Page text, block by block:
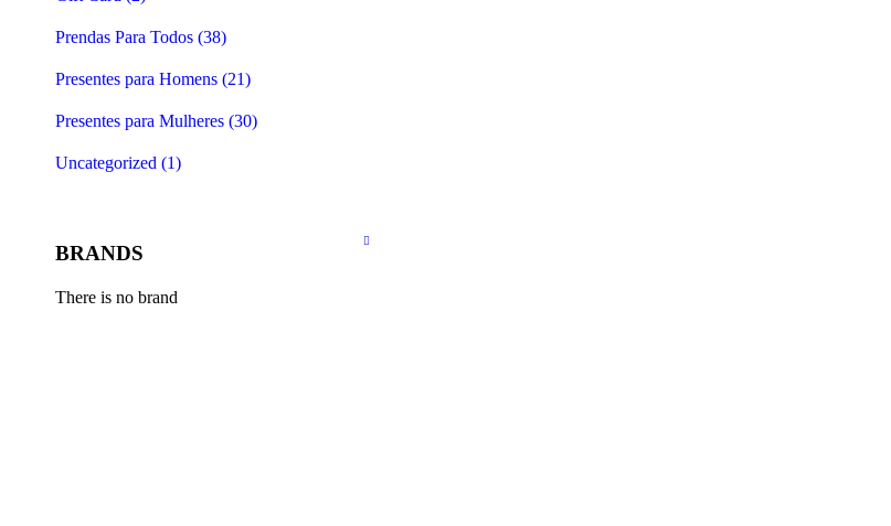
Prendas Para Todos (38)
Presentes para Homens (21)
Presentes para Mulheres (30)
Uncategorized (1)
BRANDS
There is no brand